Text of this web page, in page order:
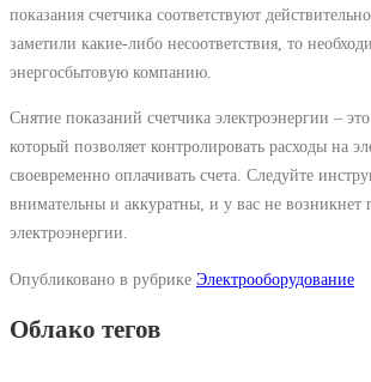
показания счетчика соответствуют
заметили какие-либо несоответствия, то
энергосбытовую компанию.
Снятие показаний счетчика электроэнергии –
который позволяет контролировать расходы на
своевременно оплачивать счета. Следуйте
внимательны и аккуратны, и у вас не возникнет
электроэнергии.
Опубликовано в рубрике Электрооборудование
Облако тегов